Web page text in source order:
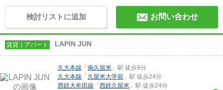
検討リストに追加 お問い合わせ
賃貸｜アパート LAPIN JUN
久大本線 「南久留米 」駅 徒歩9分
久大本線 「久留米大学前 」駅 徒歩24分
西鉄大牟田線 「西鉄久留米 」駅 徒歩24分